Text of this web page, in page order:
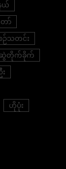
ယ်
ာ်
ဉ်သတင်း
ဆွဲတိုက်ခိုက်
ဟိုပုံး